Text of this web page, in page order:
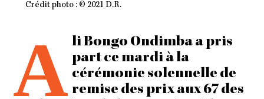
Crédit photo : © 2021 D.R.
A li Bongo Ondimba a pris
part ce mardi à la
cérémonie solennelle de
remise des prix aux 67 des